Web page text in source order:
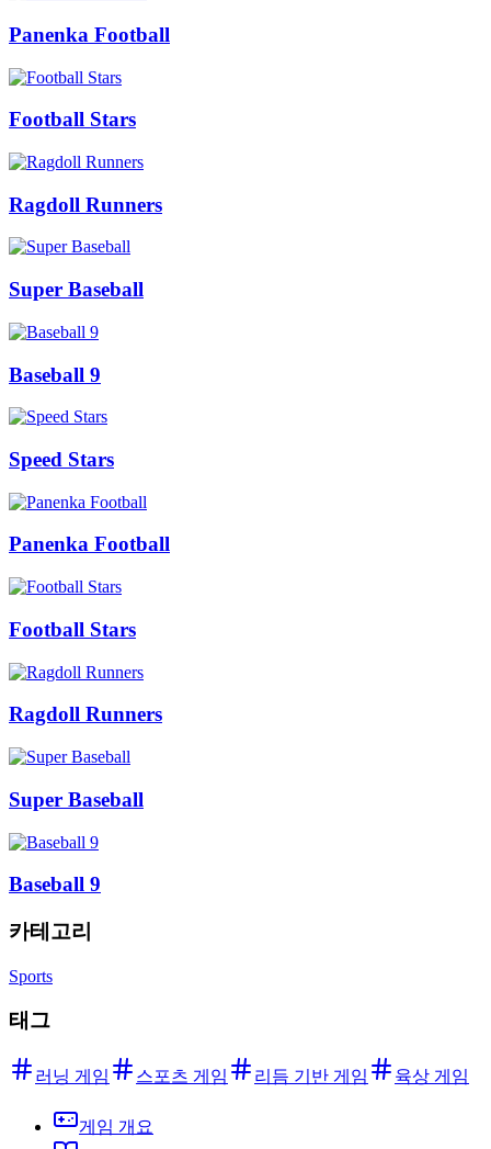
Panenka Football
Football Stars
Ragdoll Runners
Super Baseball
Baseball 9
Speed Stars
Panenka Football
Football Stars
Ragdoll Runners
Super Baseball
Baseball 9
카테고리
Sports
태그
러닝 게임 스포츠 게임 리듬 기반 게임 육상 게임
게임 개요